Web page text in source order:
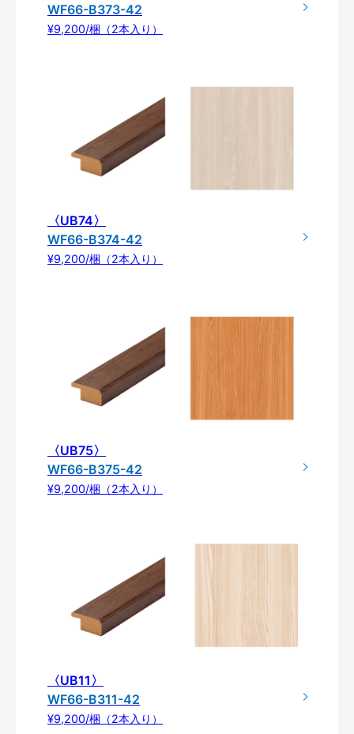
WF66-B373-42
¥9,200/梱（2本入り）
〈UB74〉
WF66-B374-42
¥9,200/梱（2本入り）
〈UB75〉
WF66-B375-42
¥9,200/梱（2本入り）
〈UB11〉
WF66-B311-42
¥9,200/梱（2本入り）